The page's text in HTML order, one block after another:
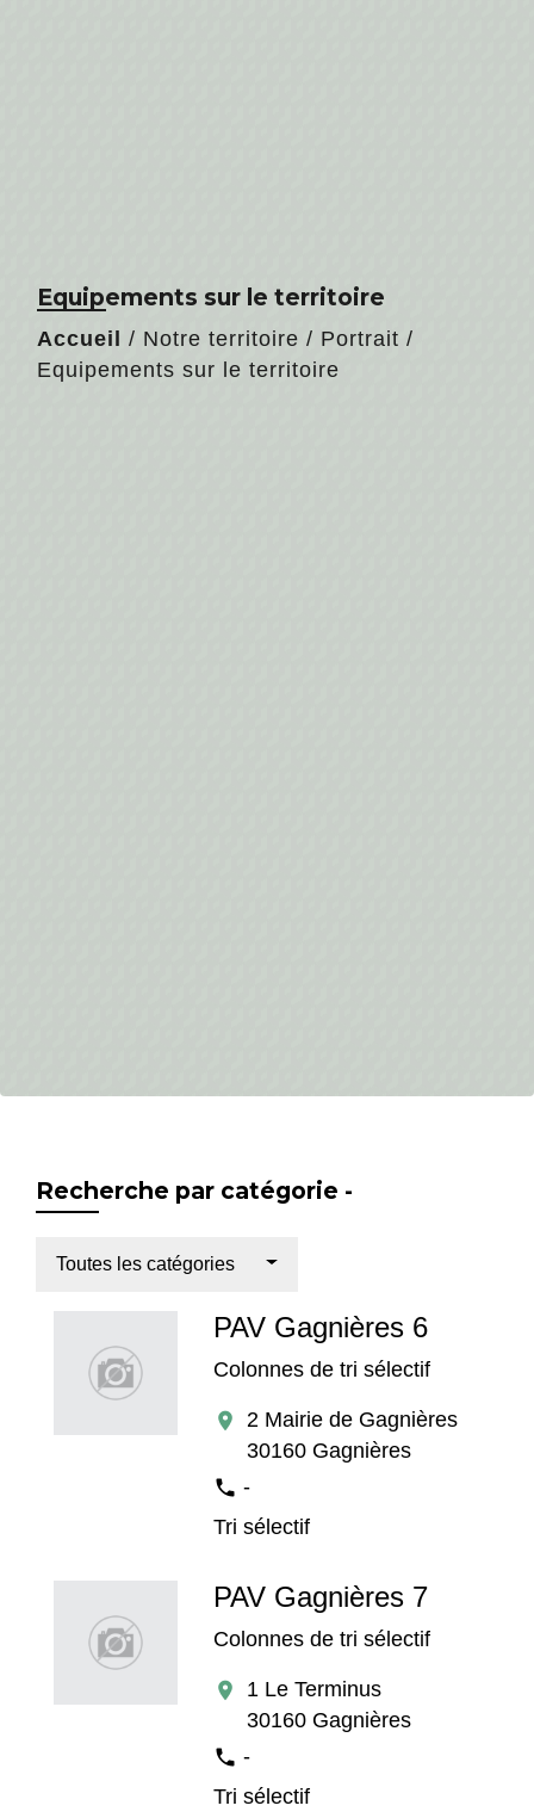
Equipements sur le territoire
Accueil / Notre territoire / Portrait /
Equipements sur le territoire
Recherche par catégorie -
Toutes les catégories
PAV Gagnières 6
Colonnes de tri sélectif
location_on
2 Mairie de Gagnières
30160 Gagnières
phone -
Tri sélectif
PAV Gagnières 7
Colonnes de tri sélectif
location_on
1 Le Terminus
30160 Gagnières
phone -
Tri sélectif